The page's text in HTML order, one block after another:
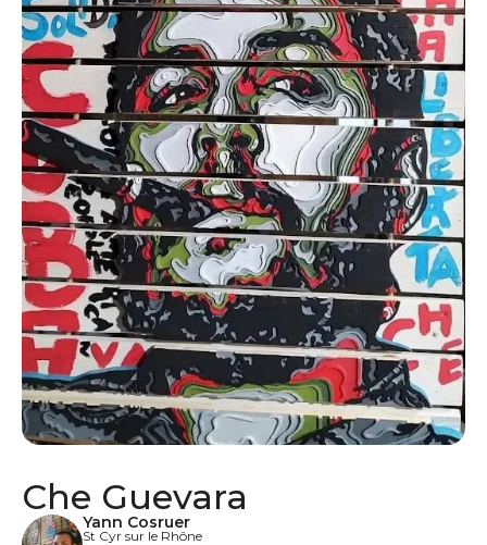
Che Guevara
Yann Cosruer
St Cyr sur le Rhône